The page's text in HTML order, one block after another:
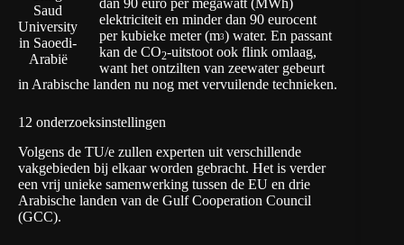
Saud
University
in Saoedi-
Arabië
dan 90 euro per megawatt (MWh)
elektriciteit en minder dan 90 eurocent
per kubieke meter (m3) water. En passant
kan de CO2-uitstoot ook flink omlaag,
want het ontzilten van zeewater gebeurt
in Arabische landen nu nog met vervuilende technieken.
12 onderzoeksinstellingen
Volgens de TU/e zullen experten uit verschillende
vakgebieden bij elkaar worden gebracht. Het is verder
een vrij unieke samenwerking tussen de EU en drie
Arabische landen van de Gulf Cooperation Council
(GCC).